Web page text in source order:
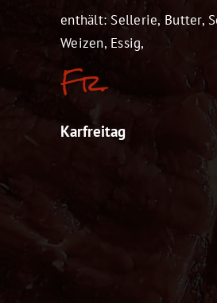
enthält: Sellerie, Butter,
Weizen, Essig,
Fr.
Karfreitag